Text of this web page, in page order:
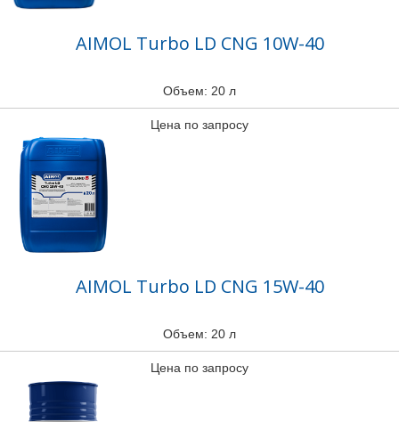
AIMOL Turbo LD CNG 10W-40
Объем: 20 л
Цена по запросу
AIMOL Turbo LD CNG 15W-40
Объем: 20 л
Цена по запросу